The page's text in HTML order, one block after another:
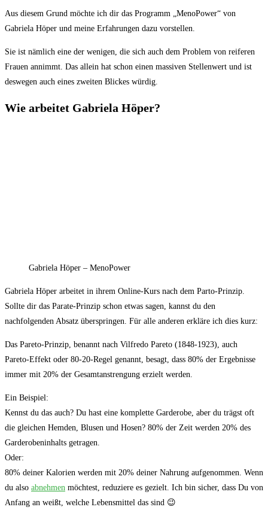
Aus diesem Grund möchte ich dir das Programm „MenoPower“ von
Gabriela Höper und meine Erfahrungen dazu vorstellen.
Sie ist nämlich eine der wenigen, die sich auch dem Problem von reiferen
Frauen annimmt. Das allein hat schon einen massiven Stellenwert und ist
deswegen auch eines zweiten Blickes würdig.
Wie arbeitet Gabriela Höper?
Gabriela Höper – MenoPower
Gabriela Höper arbeitet in ihrem Online-Kurs nach dem Parto-Prinzip.
Sollte dir das Parate-Prinzip schon etwas sagen, kannst du den
nachfolgenden Absatz überspringen. Für alle anderen erkläre ich dies kurz:
Das Pareto-Prinzip, benannt nach Vilfredo Pareto (1848-1923), auch
Pareto-Effekt oder 80-20-Regel genannt, besagt, dass 80% der Ergebnisse
immer mit 20% der Gesamtanstrengung erzielt werden.
Ein Beispiel:
Kennst du das auch? Du hast eine komplette Garderobe, aber du trägst oft
die gleichen Hemden, Blusen und Hosen? 80% der Zeit werden 20% des
Garderobeninhalts getragen.
Oder:
80% deiner Kalorien werden mit 20% deiner Nahrung aufgenommen. Wenn
du also abnehmen möchtest, reduziere es gezielt. Ich bin sicher, dass Du von
Anfang an weißt, welche Lebensmittel das sind 😉